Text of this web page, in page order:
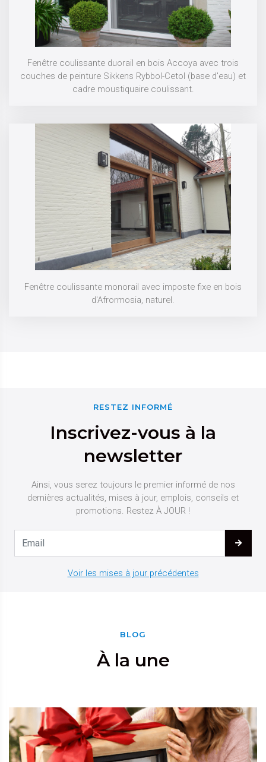
Fenêtre coulissante duorail en bois Accoya avec trois
couches de peinture Sikkens Rybbol-Cetol (base d'eau) et
cadre moustiquaire coulissant.
Fenêtre coulissante monorail avec imposte fixe en bois
d'Afrormosia, naturel.
RESTEZ INFORMÉ
Inscrivez-vous à la
newsletter
Ainsi, vous serez toujours le premier informé de nos
dernières actualités, mises à jour, emplois, conseils et
promotions. Restez À JOUR !
Voir les mises à jour précédentes
BLOG
À la une